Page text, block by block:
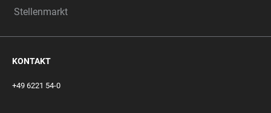
Stellenmarkt
KONTAKT
+49 6221 54-0